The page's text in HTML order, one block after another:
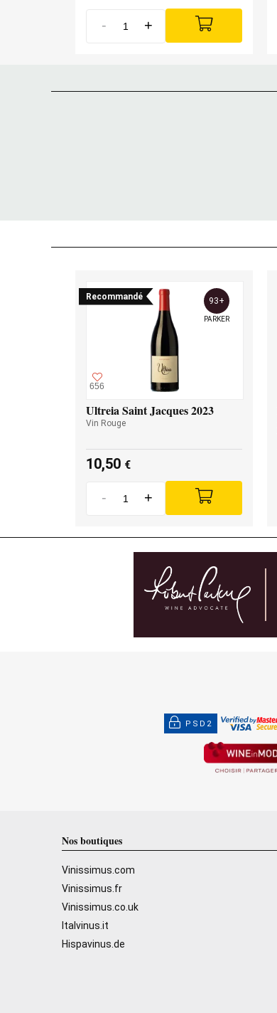
- +
Recommandé
656
93+
PARKER
Ultreia Saint Jacques 2023
Vin Rouge
10,50 €
- +
PSD2
Nos boutiques
Vinissimus.com
Vinissimus.fr
Vinissimus.co.uk
Italvinus.it
Hispavinus.de